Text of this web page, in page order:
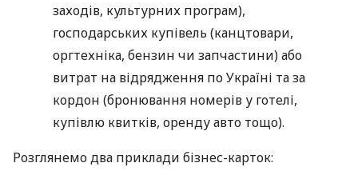
заходів, культурних програм),
господарських купівель (канцтовари,
оргтехніка, бензин чи запчастини) або
витрат на відрядження по Україні та за
кордон (бронювання номерів у готелі,
купівлю квитків, оренду авто тощо).
Розглянемо два приклади бізнес-карток: